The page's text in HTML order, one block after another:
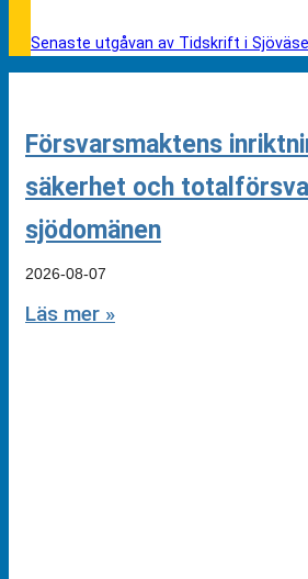
Senaste utgåvan av Tidskrift i
Försvarsmaktens
säkerhet och
sjödomänen
2026-08-07
Läs mer »